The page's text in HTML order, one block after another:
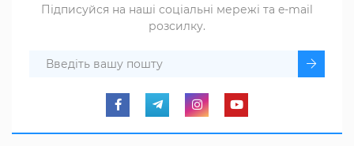
Підписуйся на наші соціальні мережі та e-mail
розсилку.